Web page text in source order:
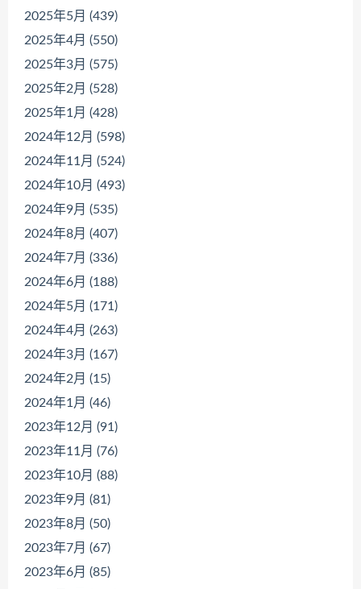
2025年5月 (439)
2025年4月 (550)
2025年3月 (575)
2025年2月 (528)
2025年1月 (428)
2024年12月 (598)
2024年11月 (524)
2024年10月 (493)
2024年9月 (535)
2024年8月 (407)
2024年7月 (336)
2024年6月 (188)
2024年5月 (171)
2024年4月 (263)
2024年3月 (167)
2024年2月 (15)
2024年1月 (46)
2023年12月 (91)
2023年11月 (76)
2023年10月 (88)
2023年9月 (81)
2023年8月 (50)
2023年7月 (67)
2023年6月 (85)